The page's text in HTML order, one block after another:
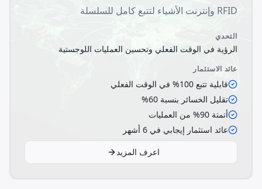
RFID وإنترنت الأشياء لتتبع كامل للسلسلة
التحدي
الرؤية في الوقت الفعلي وتحسين العمليات اللوجستية
عائد الاستثمار
قابلية تتبع 100% في الوقت الفعلي
تقليل الخسائر بنسبة 60%
أتمتة 90% من العمليات
عائد استثمار إيجابي في 6 أشهر
اعرف المزيد